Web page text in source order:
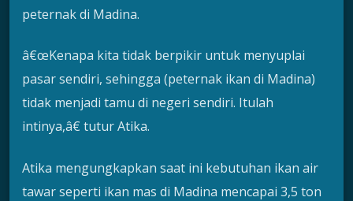
peternak di Madina.
â€œKenapa kita tidak berpikir untuk menyuplai
pasar sendiri, sehingga (peternak ikan di Madina)
tidak menjadi tamu di negeri sendiri. Itulah
intinya,â€ tutur Atika.
Atika mengungkapkan saat ini kebutuhan ikan air
tawar seperti ikan mas di Madina mencapai 3,5 ton